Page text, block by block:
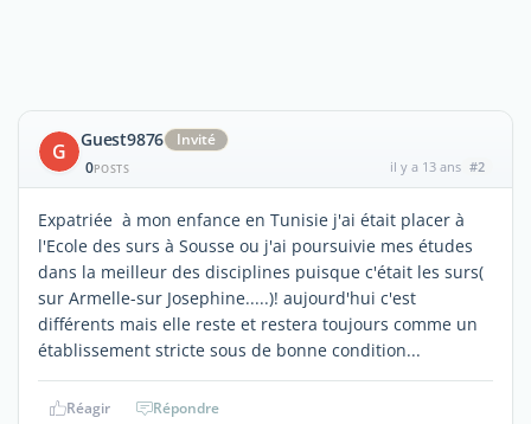
G Guest9876
Invité
0POSTS il y a 13 ans #2
Expatriée à mon enfance en Tunisie j'ai était placer à
l'Ecole des surs à Sousse ou j'ai poursuivie mes études
dans la meilleur des disciplines puisque c'était les surs(
sur Armelle-sur Josephine.....)! aujourd'hui c'est
différents mais elle reste et restera toujours comme un
établissement stricte sous de bonne condition...
Réagir Répondre